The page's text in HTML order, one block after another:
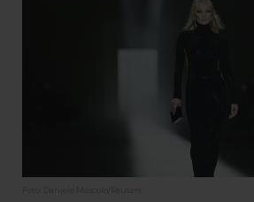
Foto: Daniele Mascolo/Reuters